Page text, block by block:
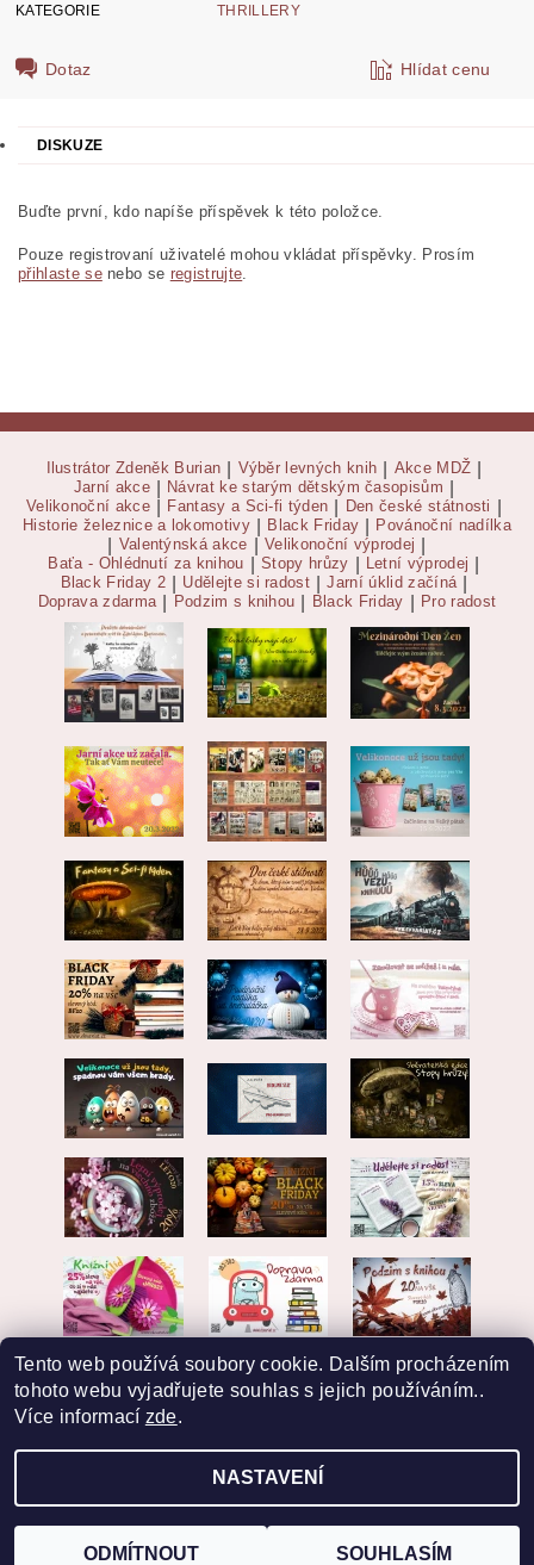
KATEGORIE
THRILLERY
Dotaz Hlídat cenu
DISKUZE
Buďte první, kdo napíše příspěvek k této položce.
Pouze registrovaní uživatelé mohou vkládat příspěvky. Prosím
přihlaste senebo se registrujte.
Ilustrátor Zdeněk Burian Výběr levných knih Akce MDŽ
Jarní akce Návrat ke starým dětským časopisům
Velikonoční akce Fantasy a Sci-fi týden Den české státnosti
Historie železnice a lokomotivy Black Friday Povánoční nadílka
Valentýnská akce Velikonoční výprodej
Baťa - Ohlédnutí za knihou Stopy hrůzy Letní výprodej
Black Friday 2 Udělejte si radost Jarní úklid začíná
Doprava zdarma Podzim s knihou Black Friday Pro radost
2026 © EKVARIAT, všechna práva vyhrazena
Vytvořil Shoptet
Tento web používá soubory cookie. Dalším procházením
tohoto webu vyjadřujete souhlas s jejich používáním..
Více informací zde.
NASTAVENÍ
ODMÍTNOUT SOUHLASÍM